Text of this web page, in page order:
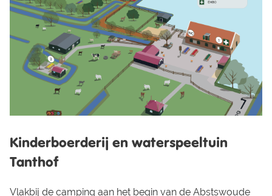
Kinderboerderij en waterspeeltuin
Tanthof
Vlakbij de camping aan het begin van de Abstswoude